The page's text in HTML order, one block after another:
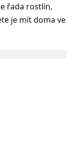
řada rostlin,
je mít doma ve